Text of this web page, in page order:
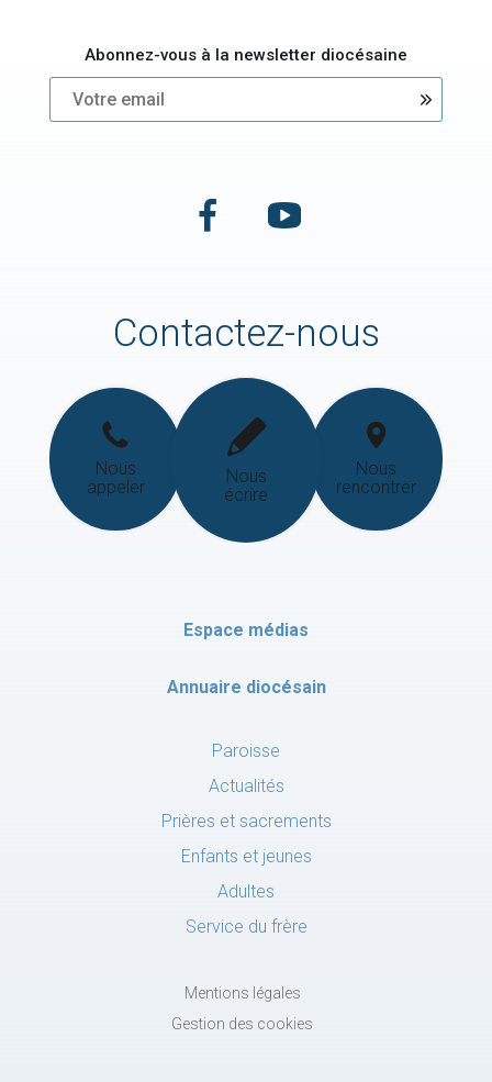
Abonnez-vous à la newsletter diocésaine
Contactez-nous
Nous
appeler
Nous
écrire
Nous
rencontrer
Espace médias
Annuaire diocésain
Paroisse
Actualités
Prières et sacrements
Enfants et jeunes
Adultes
Service du frère
Mentions légales
Gestion des cookies